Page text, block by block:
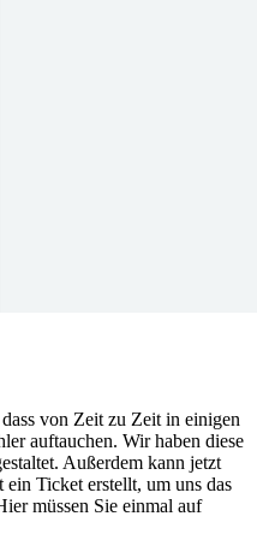
von Zeit zu Zeit in einigen
auftauchen. Wir haben diese
Außerdem kann jetzt
ein Ticket erstellt, um uns das
müssen Sie einmal auf